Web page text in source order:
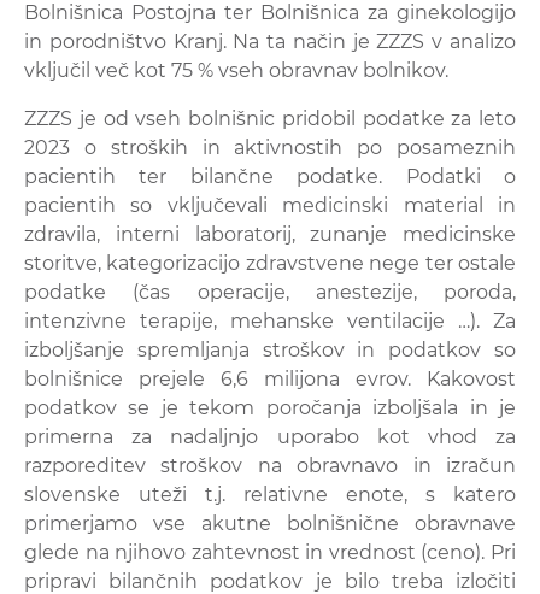
Bolnišnica Postojna ter Bolnišnica za ginekologijo
in porodništvo Kranj. Na ta način je ZZZS v analizo
vključil več kot 75 % vseh obravnav bolnikov.
ZZZS je od vseh bolnišnic pridobil podatke za leto
2023 o stroških in aktivnostih po posameznih
pacientih ter bilančne podatke. Podatki o
pacientih so vključevali medicinski material in
zdravila, interni laboratorij, zunanje medicinske
storitve, kategorizacijo zdravstvene nege ter ostale
podatke (čas operacije, anestezije, poroda,
intenzivne terapije, mehanske ventilacije …). Za
izboljšanje spremljanja stroškov in podatkov so
bolnišnice prejele 6,6 milijona evrov. Kakovost
podatkov se je tekom poročanja izboljšala in je
primerna za nadaljnjo uporabo kot vhod za
razporeditev stroškov na obravnavo in izračun
slovenske uteži t.j. relativne enote, s katero
primerjamo vse akutne bolnišnične obravnave
glede na njihovo zahtevnost in vrednost (ceno). Pri
pripravi bilančnih podatkov je bilo treba izločiti